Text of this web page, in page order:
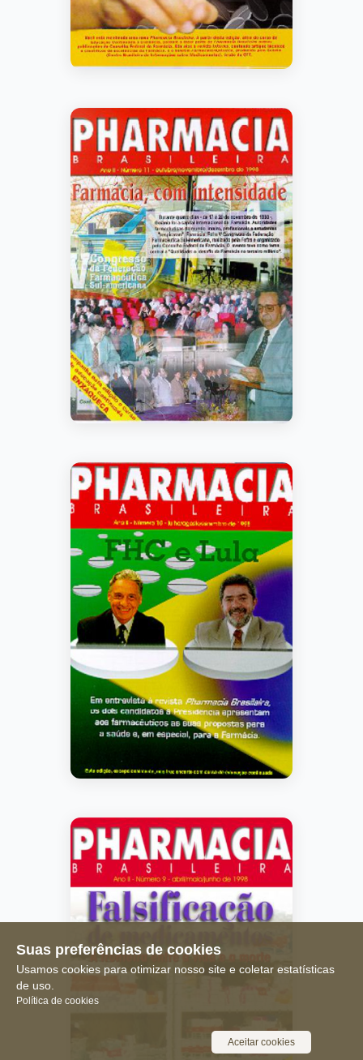
Suas preferências de cookies
Usamos cookies para otimizar nosso site e coletar estatísticas
de uso.
Política de cookies
Aceitar cookies